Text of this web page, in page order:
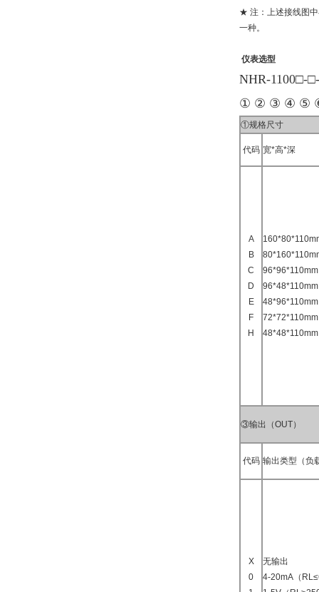
★ 注：上述接线图
一种。
仪表选型
NHR-1100□-
① ② ③ ④ ⑤
①规格尺寸
代码 宽*高*深
A
B
C
D
E
F
H
③输出（OUT）
代码 输出类型（负
X
0
无输出
4-20mA（